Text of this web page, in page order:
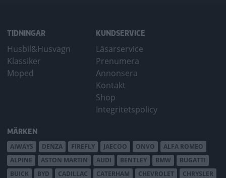
TIDNINGAR
Husbil&Husvagn
Klassiker
Moped
KUNDSERVICE
Läsarservice
Prenumera
Annonsera
Kontakt
Shop
Integritetspolicy
MÄRKEN
AIWAYS DENZA FIREFLY JAECOO ONVO
ALFA ROMEO
ALPINE
ASTON MARTIN AUDI BENTLEY BMW
BUGATTI
BUICK
BYD CADILLAC CATERHAM CHEVROLET
CHRYSLER